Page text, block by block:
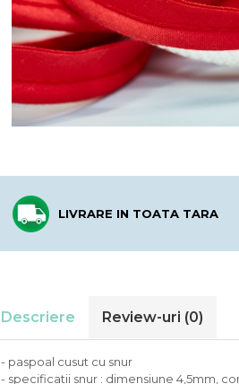
LIVRARE IN TOATA TARA
Descriere Review-uri (0)
- paspoal cusut cu snur
- specificatii snur : dimensiune 4,5mm,